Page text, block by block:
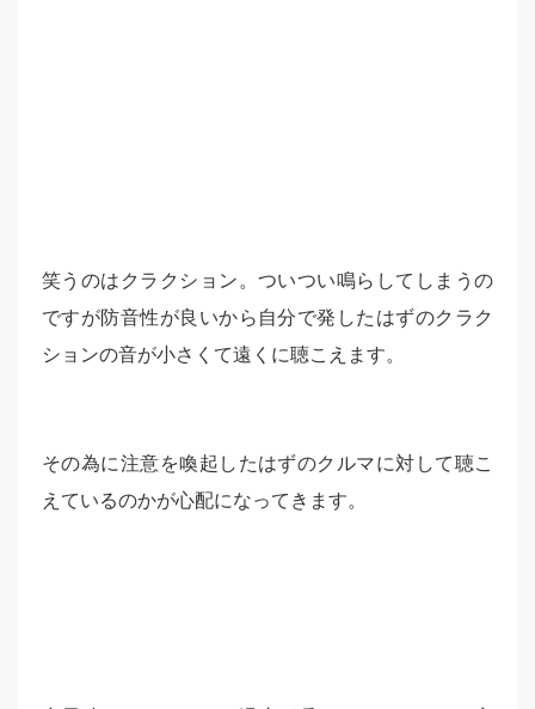
笑うのはクラクション。ついつい鳴らしてしまうの
ですが防音性が良いから自分で発したはずのクラク
ションの音が小さくて遠くに聴こえます。
その為に注意を喚起したはずのクルマに対して聴こ
えているのかが心配になってきます。